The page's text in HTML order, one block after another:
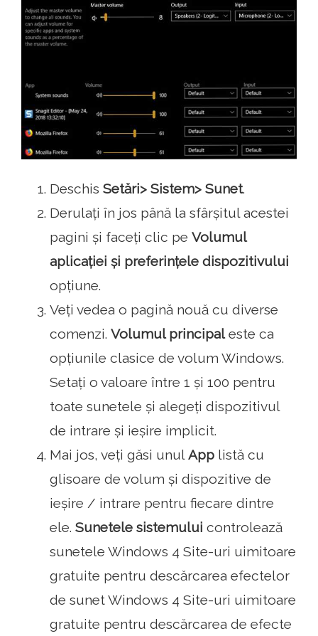
Deschis Setări> Sistem> Sunet.
Derulați în jos până la sfârșitul acestei
pagini și faceți clic pe Volumul
aplicației și preferințele dispozitivului
opțiune.
Veți vedea o pagină nouă cu diverse
comenzi. Volumul principaleste ca
opțiunile clasice de volum Windows.
Setați o valoare între 1 și 100 pentru
toate sunetele și alegeți dispozitivul
de intrare și ieșire implicit.
Mai jos, veți găsi unul App listă cu
glisoare de volum și dispozitive de
ieșire / intrare pentru fiecare dintre
ele. Sunetele sistemului controlează
sunetele Windows 4 Site-uri uimitoare
gratuite pentru descărcarea efectelor
de sunet Windows 4 Site-uri uimitoare
gratuite pentru descărcarea de efecte